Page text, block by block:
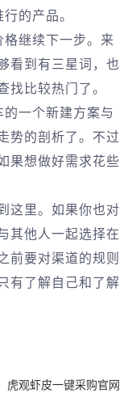
的产品。
继续下一步。来
看到有三星词，也
找比较热门了。
一个新建方案与
势的剖析了。不过
果想做好需求花些
这里。如果你也对
其他人一起选择在
前要对渠道的规则
有了解自己和了解
虎观虾皮一键采购官网